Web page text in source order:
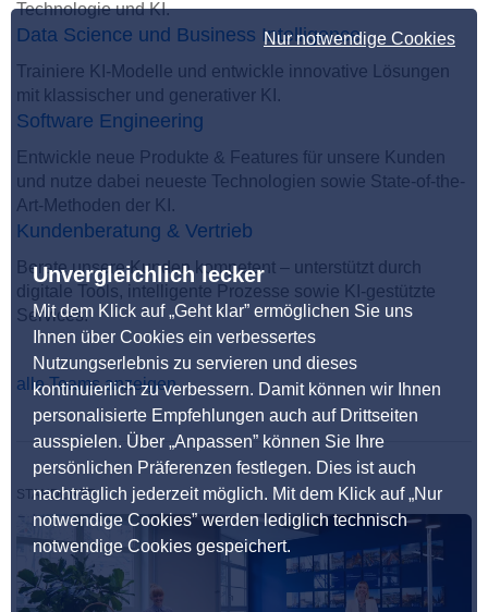
Nur notwendige Cookies
Unvergleichlich lecker
Mit dem Klick auf „Geht klar” ermöglichen Sie uns
Ihnen über Cookies ein verbessertes
Nutzungserlebnis zu servieren und dieses
kontinuierlich zu verbessern. Damit können wir Ihnen
personalisierte Empfehlungen auch auf Drittseiten
ausspielen. Über „Anpassen” können Sie Ihre
persönlichen Präferenzen festlegen. Dies ist auch
nachträglich jederzeit möglich. Mit dem Klick auf „Nur
notwendige Cookies” werden lediglich technisch
notwendige Cookies gespeichert.
Technologie und KI.
Data Science und Business Intelligence
Trainiere KI-Modelle und entwickle innovative Lösungen
mit klassischer und generativer KI.
Software Engineering
Entwickle neue Produkte & Features für unsere Kunden
und nutze dabei neueste Technologien sowie State-of-the-
Art-Methoden der KI.
Kundenberatung & Vertrieb
Berate unsere Kunden kompetent – unterstützt durch
digitale Tools, intelligente Prozesse sowie KI-gestützte
Services.
alle Teams anzeigen
STANDORTE